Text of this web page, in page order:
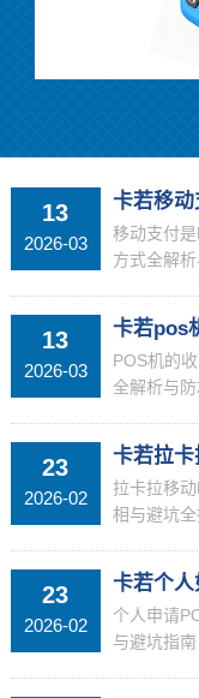
13
2026-03
卡若移
移动支付
方式全解
使用场...
13
2026-03
卡若pos
POS机的
全解析与防
23
2026-02
卡若拉
拉卡拉移
相与避坑
23
2026-02
卡若个
个人申请
与避坑指